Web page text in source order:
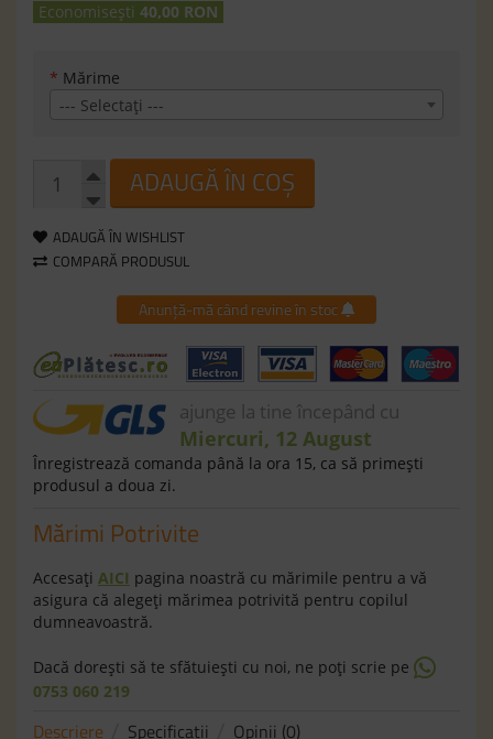
Economisești 40,00 RON
* Mărime
--- Selectaţi ---
ADAUGĂ ÎN COȘ
ADAUGĂ ÎN WISHLIST
COMPARĂ PRODUSUL
Anunță-mă când revine în stoc
ajunge la tine începând cu
Miercuri, 12 August
Înregistrează comanda până la ora 15, ca să primeşti
produsul a doua zi.
Mărimi Potrivite
Accesaţi AICI pagina noastră cu mărimile pentru a vă
asigura că alegeţi mărimea potrivită pentru copilul
dumneavoastră.
Dacă doreşti să te sfătuieşti cu noi, ne poţi scrie pe
0753 060 219
Descriere Specificaţii Opinii (0)